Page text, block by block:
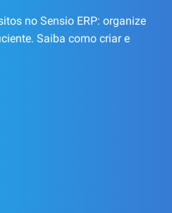
no Sensio ERP: organize
Saiba como criar e